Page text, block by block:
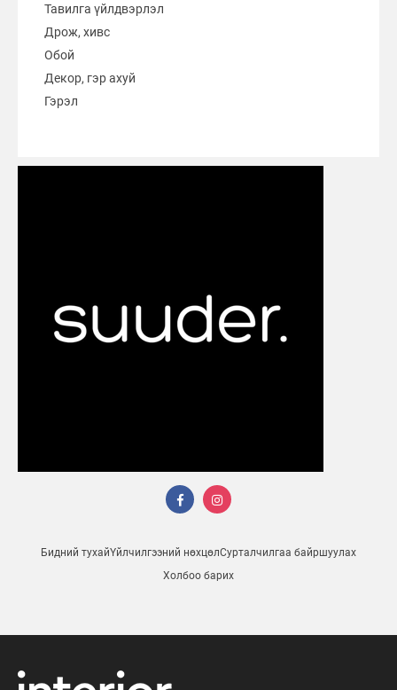
Тавилга үйлдвэрлэл
Дрож, хивс
Обой
Декор, гэр ахуй
Гэрэл
Бидний тухайҮйлчилгээний нөхцөлСурталчилгаа байршуулах
Холбоо барих